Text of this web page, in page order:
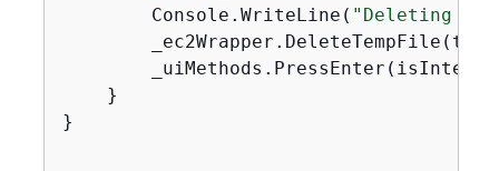
        Console.WriteLine(
"Deleting
    }
}